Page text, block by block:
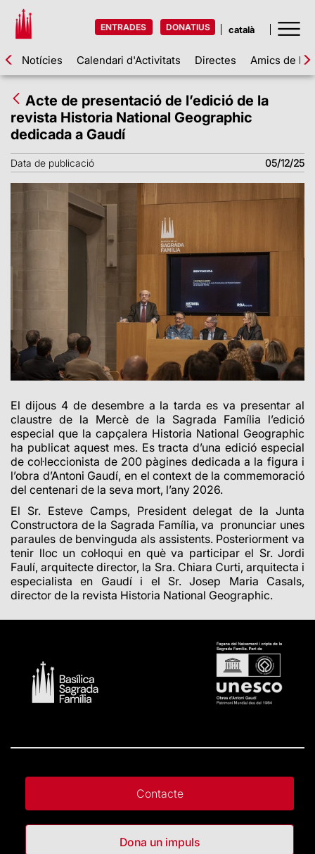
ENTRADES DONATIUS
Notícies Calendari d'Activitats Directes Amics de la
Acte de presentació de l’edició de la
revista Historia National Geographic
dedicada a Gaudí
Data de publicació 05/12/25
El dijous 4 de desembre a la tarda es va presentar al
claustre de la Mercè de la Sagrada Família l’edició
especial que la capçalera Historia National Geographic
ha publicat aquest mes. Es tracta d’una edició especial
de col·leccionista de 200 pàgines dedicada a la figura i
l’obra d’Antoni Gaudí, en el context de la commemoració
del centenari de la seva mort, l’any 2026.
El Sr. Esteve Camps, President delegat de la Junta
Constructora de la Sagrada Família, va pronunciar unes
paraules de benvinguda als assistents. Posteriorment va
tenir lloc un col·loqui en què va participar el Sr. Jordi
Faulí, arquitecte director, la Sra. Chiara Curti, arquitecta i
especialista en Gaudí i el Sr. Josep Maria Casals,
director de la revista Historia National Geographic.
Contacte
Dona un impuls